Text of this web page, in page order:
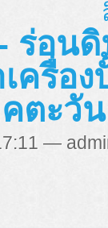
ร่อน
ครื่อ
ตะวัน
—